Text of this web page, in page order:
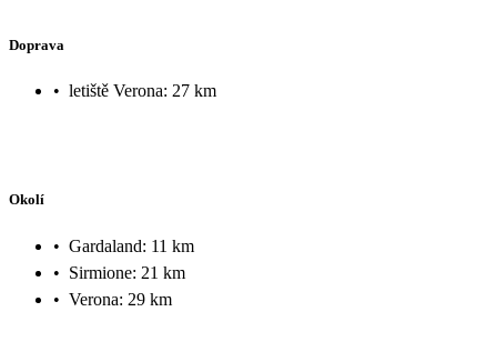
Doprava
• letiště Verona: 27 km
Okolí
• Gardaland: 11 km
• Sirmione: 21 km
• Verona: 29 km